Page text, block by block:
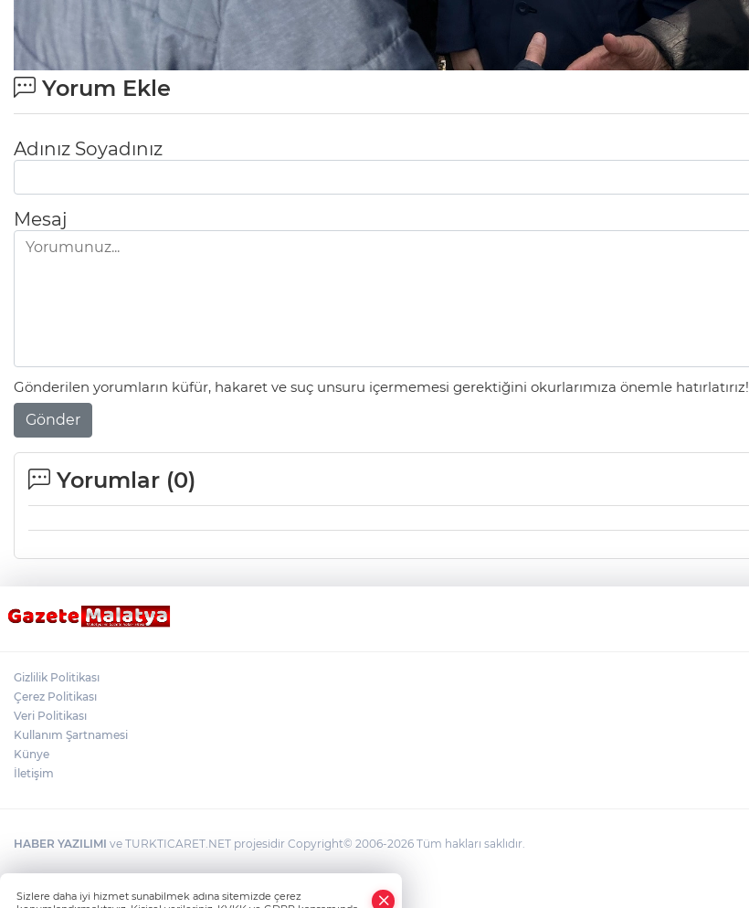
Yorum Ekle
Adınız Soyadınız
Mesaj
Gönderilen yorumların küfür, hakaret ve suç unsuru içermemesi gerektiğini okurlarımıza önemle hatırlatırız!
Gönder
Yorumlar (0)
Gizlilik Politikası
Çerez Politikası
Veri Politikası
Kullanım Şartnamesi
Künye
İletişim
HABER YAZILIMI ve TURKTICARET.NET projesidir Copyright© 2006-2026 Tüm hakları saklıdır.
Sizlere daha iyi hizmet sunabilmek adına sitemizde çerez
Whatsapp